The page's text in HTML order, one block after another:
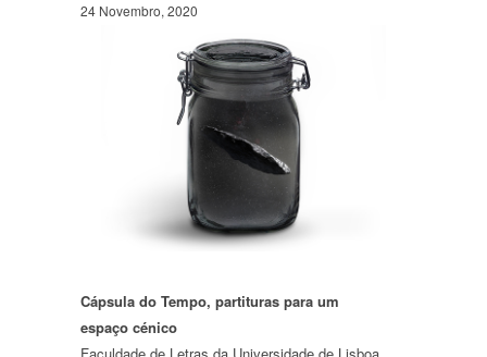
24 Novembro, 2020
Cápsula do Tempo, partituras para um
espaço cénico